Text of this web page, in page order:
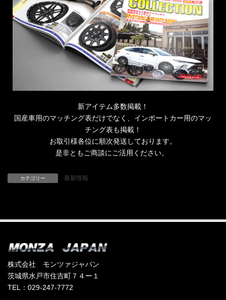
新アイテム多数掲載！
国産車用のマッチング表だけでなく、インポートカー用のマッ
チング表も掲載！
お取引様各位に順次発送しております。
是非ともご商談にご活用ください。
カテゴリー 最新情報
株式会社 モンツァジャパン
茨城県水戸市住吉町７４ー１
TEL：029-247-7772